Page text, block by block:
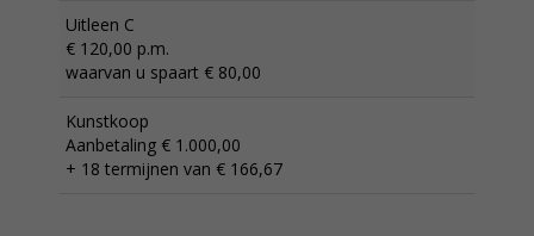
Uitleen C
€ 120,00 p.m.
waarvan u spaart € 80,00
Kunstkoop
Aanbetaling € 1.000,00
+ 18 termijnen van € 166,67